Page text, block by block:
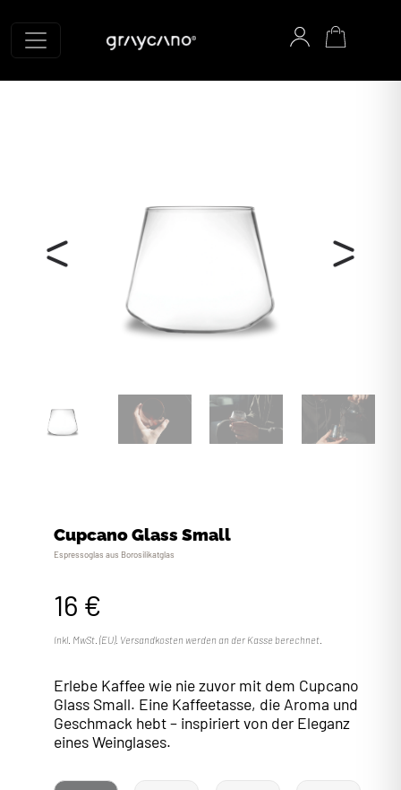
Graycano Startseite
Cupcano Glass Small
Espressoglas aus Borosilikatglas
16 €
Inkl. MwSt. (EU). Versandkosten werden an der Kasse berechnet.
Erlebe Kaffee wie nie zuvor mit dem Cupcano
Glass Small. Eine Kaffeetasse, die Aroma und
Geschmack hebt – inspiriert von der Eleganz
eines Weinglases.